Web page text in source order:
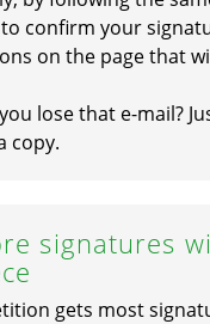
confirm your
on the page that
lose that e-mail?
copy.
signatures
gets most